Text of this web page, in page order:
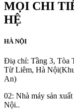
MỌI CHI
HỆ
HÀ NỘI
Điạ chỉ: Tầng 3, Tòa
Từ Liêm, Hà
An)
02: Nhà máy sản
Nội..